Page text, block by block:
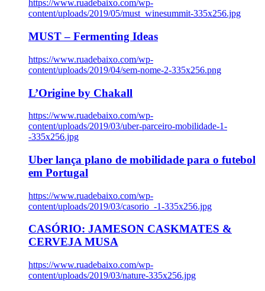
https://www.ruadebaixo.com/wp-
content/uploads/2019/05/must_winesummit-335x256.jpg
MUST – Fermenting Ideas
https://www.ruadebaixo.com/wp-
content/uploads/2019/04/sem-nome-2-335x256.png
L’Origine by Chakall
https://www.ruadebaixo.com/wp-
content/uploads/2019/03/uber-parceiro-mobilidade-1-
-335x256.jpg
Uber lança plano de mobilidade para o futebol
em Portugal
https://www.ruadebaixo.com/wp-
content/uploads/2019/03/casorio_-1-335x256.jpg
CASÓRIO: JAMESON CASKMATES &
CERVEJA MUSA
https://www.ruadebaixo.com/wp-
content/uploads/2019/03/nature-335x256.jpg